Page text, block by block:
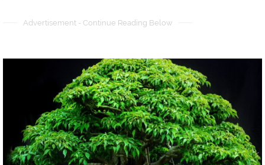
Advertisement - Continue Reading Below